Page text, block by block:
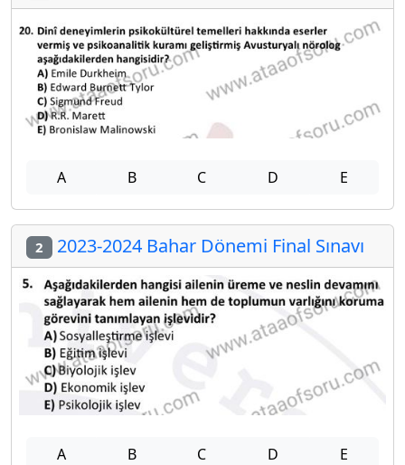
A B C D E
2 2023-2024 Bahar Dönemi Final Sınavı
A B C D E